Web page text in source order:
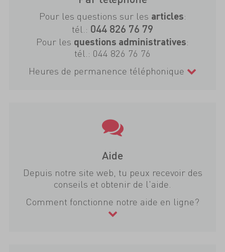
Pour les questions sur les articles:
tél.: 044 826 76 79
Pour les questions administratives:
tél.: 044 826 76 76
Heures de permanence téléphonique
Aide
Depuis notre site web, tu peux recevoir des
conseils et obtenir de l'aide.
Comment fonctionne notre aide en ligne?